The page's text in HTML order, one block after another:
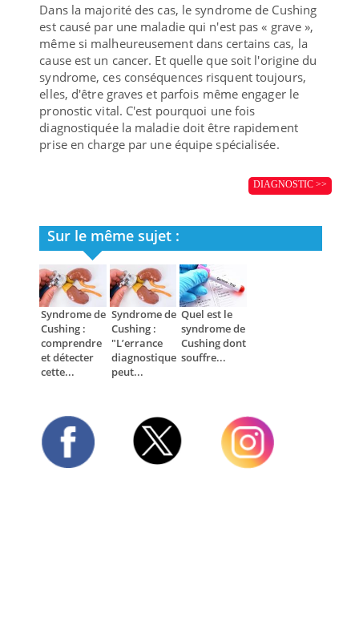
Dans la majorité des cas, le syndrome de Cushing
est causé par une maladie qui n'est pas « grave »,
même si malheureusement dans certains cas, la
cause est un cancer. Et quelle que soit l'origine du
syndrome, ces conséquences risquent toujours,
elles, d'être graves et parfois même engager le
pronostic vital. C'est pourquoi une fois
diagnostiquée la maladie doit être rapidement
prise en charge par une équipe spécialisée.
DIAGNOSTIC >>
Sur le même sujet :
Syndrome de
Cushing :
comprendre
et détecter
cette...
Syndrome de
Cushing :
"L’errance
diagnostique
peut...
Quel est le
syndrome de
Cushing dont
souffre...